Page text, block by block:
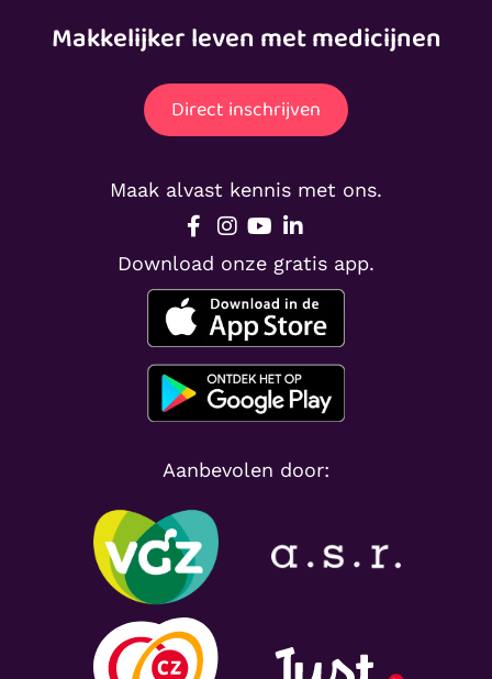
Makkelijker leven met medicijnen
Direct inschrijven
Maak alvast kennis met ons.
Download onze gratis app.
Aanbevolen door: